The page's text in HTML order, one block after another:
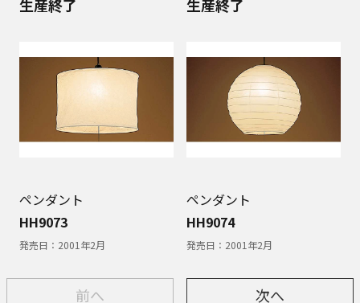
生産終了
ペンダント
HH9073
発売日： 2001年2月
生産終了
ペンダント
HH9074
発売日： 2001年2月
前へ 次へ